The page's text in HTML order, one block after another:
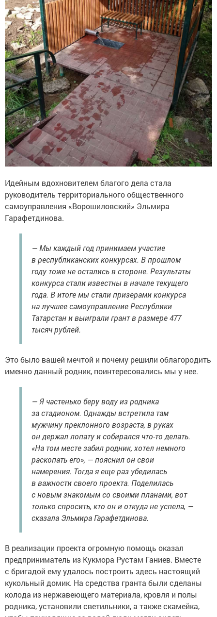
Идейным вдохновителем благого дела стала
руководитель территориального общественного
самоуправления «Ворошиловский» Эльмира
Гарафетдинова.
— Мы каждый год принимаем участие
в республиканских конкурсах. В прошлом
году тоже не остались в стороне. Результаты
конкурса стали известны в начале текущего
года. В итоге мы стали призерами конкурса
на лучшее самоуправление Республики
Татарстан и выиграли грант в размере 477
тысяч рублей.
Это было вашей мечтой и почему решили облагородить
именно данный родник, поинтересовались мы у нее.
— Я частенько беру воду из родника
за стадионом. Однажды встретила там
мужчину преклонного возраста, в руках
он держал лопату и собирался что-то делать.
«На том месте забил родник, хотел немного
раскопать его», — пояснил он свои
намерения. Тогда я еще раз убедилась
в важности своего проекта. Поделилась
с новым знакомым со своими планами, вот
только спросить, кто он и откуда не успела, —
сказала Эльмира Гарафетдинова.
В реализации проекта огромную помощь оказал
предприниматель из Кукмора Рустам Ганиев. Вместе
с бригадой ему удалось построить здесь настоящий
кукольный домик. На средства гранта были сделаны
колода из нержавеющего материала, кровля и полы
родника, установили светильники, а также скамейка,